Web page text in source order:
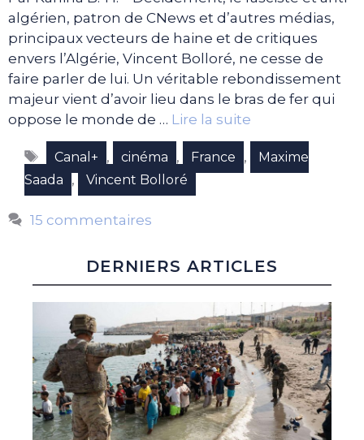
algérien, patron de CNews et d’autres médias,
principaux vecteurs de haine et de critiques
envers l’Algérie, Vincent Bolloré, ne cesse de
faire parler de lui. Un véritable rebondissement
majeur vient d’avoir lieu dans le bras de fer qui
oppose le monde de … Lire la suite
Étiquettes
Canal+ , cinéma , France ,
Maxime
Saada
, Vincent Bolloré
15 commentaires
DERNIERS ARTICLES